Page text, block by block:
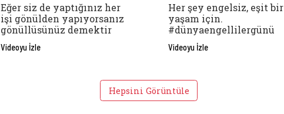
Eğer siz de yaptığınız her
işi gönülden yapıyorsanız
gönüllüsünüz demektir
Videoyu İzle
Her şey engelsiz, eşit bir
yaşam için.
#dünyaengellilergünü
Videoyu İzle
Hepsini Görüntüle